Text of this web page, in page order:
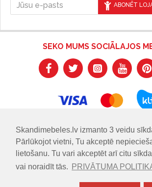
Skandimebeles.lv izmanto 3 veidu
Pārlūkojot vietni, Tu akceptē
lietošanu. Tu vari akceptēt arī citu
vai noraidīt tās.
PRIVĀTUMA
ABONĒT
SEKO MUMS SOCIĀLAJOS